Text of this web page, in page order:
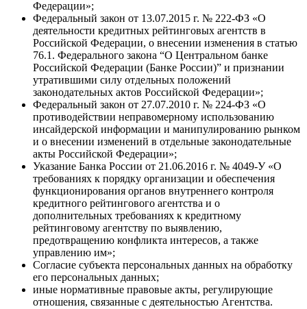
Федерации»;
Федеральный закон от 13.07.2015 г. № 222-ФЗ «О
деятельности кредитных рейтинговых агентств в
Российской Федерации, о внесении изменения в статью
76.1. Федерального закона “О Центральном банке
Российской Федерации (Банке России)” и признании
утратившими силу отдельных положений
законодательных актов Российской Федерации»;
Федеральный закон от 27.07.2010 г. № 224-ФЗ «О
противодействии неправомерному использованию
инсайдерской информации и манипулированию рынком
и о внесении изменений в отдельные законодательные
акты Российской Федерации»;
Указание Банка России от 21.06.2016 г. № 4049-У «О
требованиях к порядку организации и обеспечения
функционирования органов внутреннего контроля
кредитного рейтингового агентства и о
дополнительных требованиях к кредитному
рейтинговому агентству по выявлению,
предотвращению конфликта интересов, а также
управлению им»;
Согласие субъекта персональных данных на обработку
его персональных данных;
иные нормативные правовые акты, регулирующие
отношения, связанные с деятельностью Агентства.